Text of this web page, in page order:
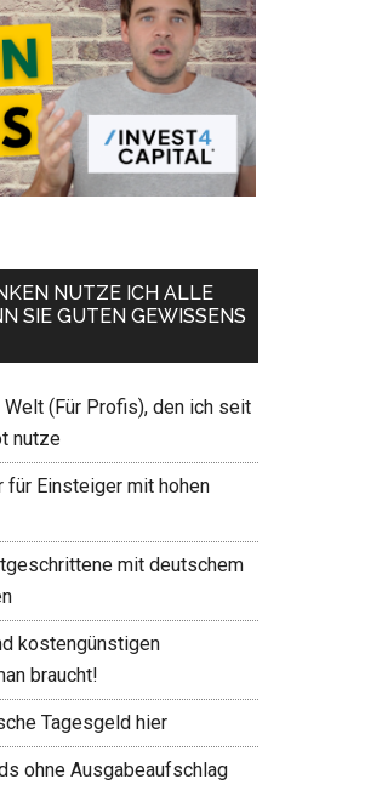
NUTZE ICH ALLE
SIE GUTEN GEWISSENS
(Für Profis), den ich seit
nutze
Einsteiger mit hohen
mit deutschem
kostengünstigen
braucht!
Tagesgeld hier
ohne Ausgabeaufschlag